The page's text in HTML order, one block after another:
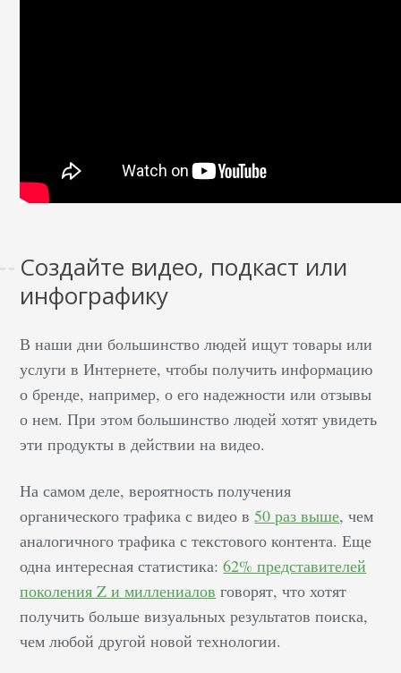
Создайте видео, подкаст или
инфографику
В наши дни большинство людей ищут товары или
услуги в Интернете, чтобы получить информацию
о бренде, например, о его надежности или отзывы
о нем. При этом большинство людей хотят увидеть
эти продукты в действии на видео.
На самом деле, вероятность получения
органического трафика с видео в50 раз выше, чем
аналогичного трафика с текстового контента. Еще
одна интересная статистика:62% представителей
поколения Z и миллениалов говорят, что хотят
получить больше визуальных результатов поиска,
чем любой другой новой технологии.